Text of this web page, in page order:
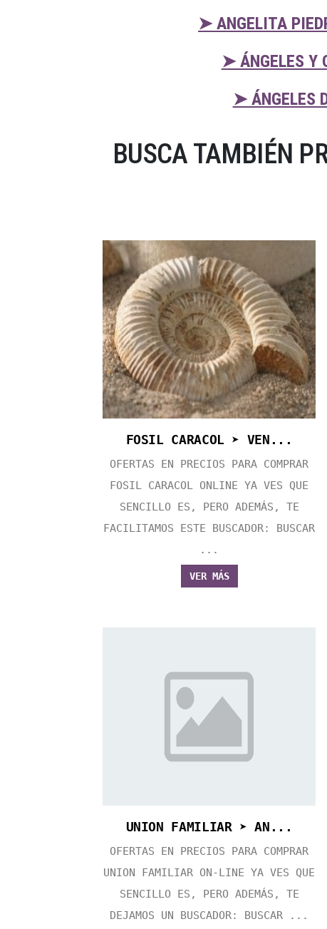
➤ ANGELITA
➤ ÁNGELES Y
➤ ÁNGELES
BUSCA TAMBIÉN
FOSIL CARACOL ➤ VEN...
OFERTAS EN PRECIOS PARA COMPRAR
FOSIL CARACOL ONLINE YA VES QUE
SENCILLO ES, PERO ADEMÁS, TE
FACILITAMOS ESTE BUSCADOR: BUSCAR
...
VER MÁS
UNION FAMILIAR ➤ AN...
OFERTAS EN PRECIOS PARA COMPRAR
UNION FAMILIAR ON-LINE YA VES QUE
SENCILLO ES, PERO ADEMÁS, TE
DEJAMOS UN BUSCADOR: BUSCAR ...